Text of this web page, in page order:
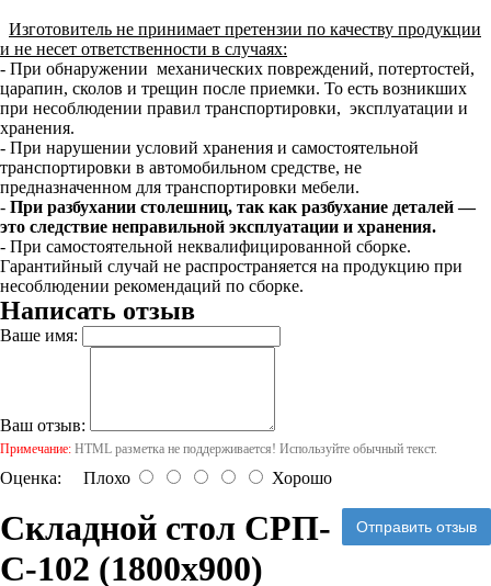
Изготовитель не принимает претензии по качеству продукции
и не несет ответственности в случаях:
- При обнаружении механических повреждений, потертостей,
царапин, сколов и трещин после приемки. То есть возникших
при несоблюдении правил транспортировки, эксплуатации и
хранения.
- При нарушении условий хранения и самостоятельной
транспортировки в автомобильном средстве, не
предназначенном для транспортировки мебели.
- При разбухании столешниц, так как разбухание деталей —
это следствие неправильной эксплуатации и хранения.
- При самостоятельной неквалифицированной сборке.
Гарантийный случай не распространяется на продукцию при
несоблюдении рекомендаций по сборке.
Написать отзыв
Ваше имя:
Ваш отзыв:
Примечание: HTML разметка не поддерживается! Используйте обычный текст.
Оценка: Плохо Хорошо
Отправить отзыв
Складной стол СРП-
С-102 (1800х900)